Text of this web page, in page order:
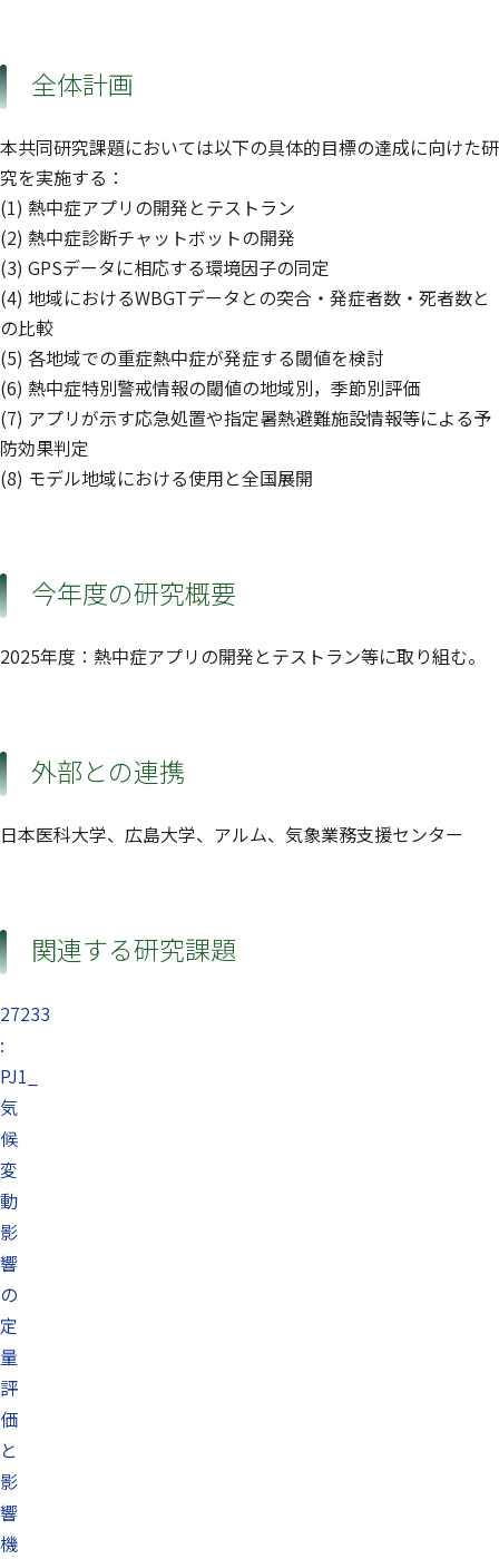
全体計画
本共同研究課題においては以下の具体的目標の達成に向けた研
究を実施する：
(1) 熱中症アプリの開発とテストラン
(2) 熱中症診断チャットボットの開発
(3) GPSデータに相応する環境因子の同定
(4) 地域におけるWBGTデータとの突合・発症者数・死者数と
の比較
(5) 各地域での重症熱中症が発症する閾値を検討
(6) 熱中症特別警戒情報の閾値の地域別，季節別評価
(7) アプリが示す応急処置や指定暑熱避難施設情報等による予
防効果判定
(8) モデル地域における使用と全国展開
今年度の研究概要
2025年度：熱中症アプリの開発とテストラン等に取り組む。
外部との連携
日本医科大学、広島大学、アルム、気象業務支援センター
関連する研究課題
27233
:
PJ1_
気
候
変
動
影
響
の
定
量
評
価
と
影
響
機